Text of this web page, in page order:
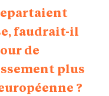
faudrait-il
de
plus
?